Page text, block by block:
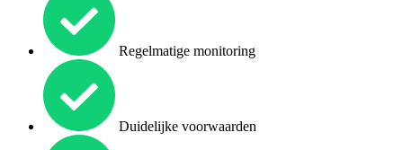
Regelmatige monitoring
Duidelijke voorwaarden